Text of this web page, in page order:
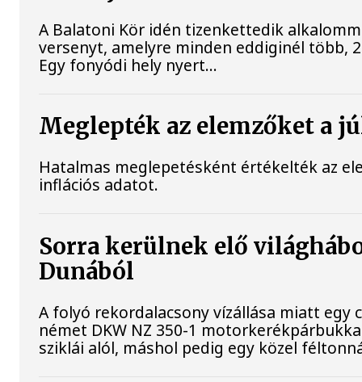
A Balatoni Kör idén tizenkettedik
versenyt, amelyre minden eddiginél több,
Egy fonyódi hely nyert...
Meglepték az elemzőket a
Hatalmas meglepetésként értékelték az
inflációs adatot.
Sorra kerülnek elő
Dunából
A folyó rekordalacsony vízállása miatt
német DKW NZ 350-1
sziklái alól, máshol pedig egy közel